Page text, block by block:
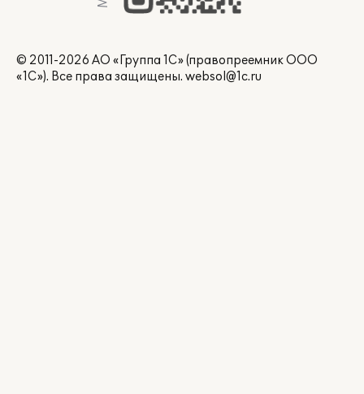
© 2011-2026 АО «Группа 1С» (правопреемник ООО
«1С»). Все права защищены. websol@1c.ru